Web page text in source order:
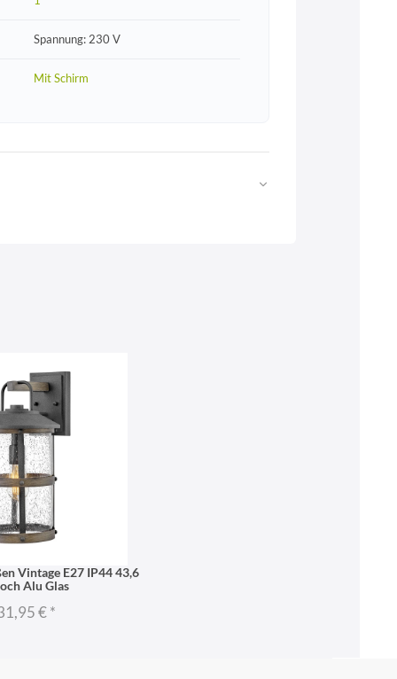
Spannung: 230 V
Mit Schirm
Vintage E27 IP44 43,6
Alu Glas
€*